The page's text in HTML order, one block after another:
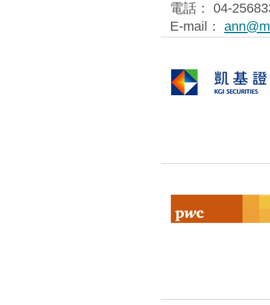
電話： 04-
E-mail：